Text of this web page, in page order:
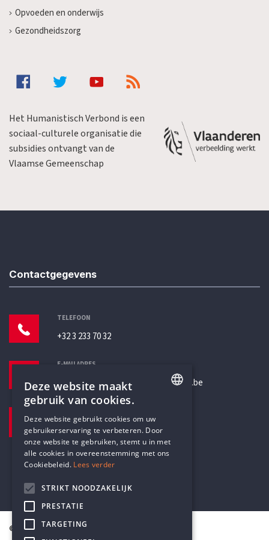
Opvoeden en onderwijs
Gezondheidszorg
Het Humanistisch Verbond is een
sociaal-culturele organisatie die
subsidies ontvangt van de
Vlaamse Gemeenschap
Contactgegevens
TELEFOON
+32 3 233 70 32
E-MAILADRES
secretariaat@humanistischverbond.be
Pottenbrug 4
Antwerpen, 2000
© Humanistisch Verbond 2026
DUTCH
Deze website maakt
gebruik van cookies.
Deze website gebruikt cookies om uw
gebruikerservaring te verbeteren. Door
onze website te gebruiken, stemt u in met
alle cookies in overeenstemming met ons
Cookiebeleid. Lees verder
STRIKT NOODZAKELIJK
PRESTATIE
TARGETING